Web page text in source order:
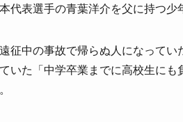
代表選手の青葉洋介を父に持つ少
征中の事故で帰らぬ人になって
いた「中学卒業までに高校生に